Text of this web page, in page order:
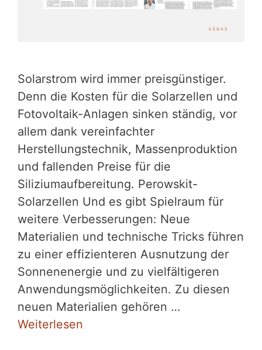
Solarstrom wird immer preisgünstiger.
Denn die Kosten für die Solarzellen und
Fotovoltaik-Anlagen sinken ständig, vor
allem dank vereinfachter
Herstellungstechnik, Massenproduktion
und fallenden Preise für die
Siliziumaufbereitung. Perowskit-
Solarzellen Und es gibt Spielraum für
weitere Verbesserungen: Neue
Materialien und technische Tricks führen
zu einer effizienteren Ausnutzung der
Sonnenenergie und zu vielfältigeren
Anwendungsmöglichkeiten. Zu diesen
neuen Materialien gehören …
Weiterlesen